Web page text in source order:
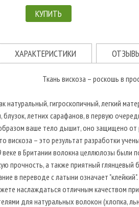
КУПИТЬ
ХАРАКТЕРИСТИКИ
Ткань вискоза – роскошь в
натуральный, гигроскопичный, легкий
летних сарафанов, в первую
ваше тело дышит, оно защищено от
вискоза – это результат разработки
веке в Британии волокна целлюлозы были
прочность, а также приятный глянцевый
в переводе с латыни означает
наслаждаться отличным качеством
для натуральных волокон (хлопка,